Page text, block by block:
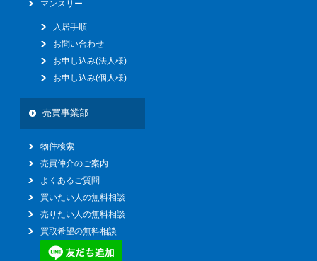
マンスリー
入居手順
お問い合わせ
お申し込み(法人様)
お申し込み(個人様)
売買事業部
物件検索
売買仲介のご案内
よくあるご質問
買いたい人の無料相談
売りたい人の無料相談
買取希望の無料相談